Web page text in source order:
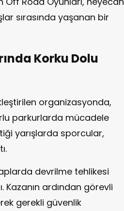
sırasında yaşanan bir
Korku Dolu
organizasyonda,
parkurlarda mücadele
yarışlarda sporcular,
devrilme tehlikesi
ardından görevli
gerekli güvenlik